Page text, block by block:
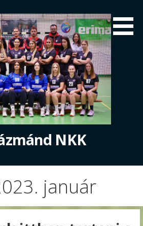
NKK
január